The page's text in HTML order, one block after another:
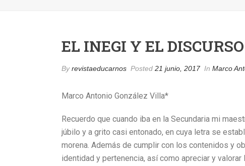
EL INEGI Y EL
Byrevistaeducarnos Posted 21 junio, 2017 In Marco
Marco Antonio González Villa*
Recuerdo que cuando iba en la Secundaria mi
júbilo y a grito casi entonado, en cuya letra se
morena. Además de cumplir con los contenidos y
identidad y pertenencia, así como apreciar y